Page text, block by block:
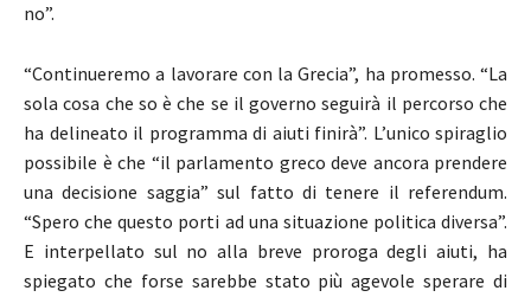
no”.
“Continueremo a lavorare con la Grecia”, ha promesso. “La
sola cosa che so è che se il governo seguirà il percorso che
ha delineato il programma di aiuti finirà”. L’unico spiraglio
possibile è che “il parlamento greco deve ancora prendere
una decisione saggia” sul fatto di tenere il referendum.
“Spero che questo porti ad una situazione politica diversa”.
E interpellato sul no alla breve proroga degli aiuti, ha
spiegato che forse sarebbe stato più agevole sperare di